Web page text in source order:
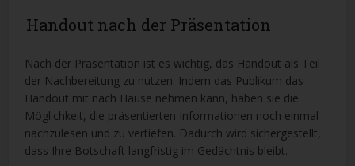
Handout nach der Präsentation
Nach der Präsentation ist es wichtig, das Handout als Teil
der Nachbereitung zu nutzen. Indem das Publikum das
Handout mit nach Hause nehmen kann, haben sie die
Möglichkeit, die präsentierten Informationen noch einmal
nachzulesen und zu vertiefen. Dadurch wird sichergestellt,
dass Ihre Botschaft langfristig im Gedächtnis bleibt.